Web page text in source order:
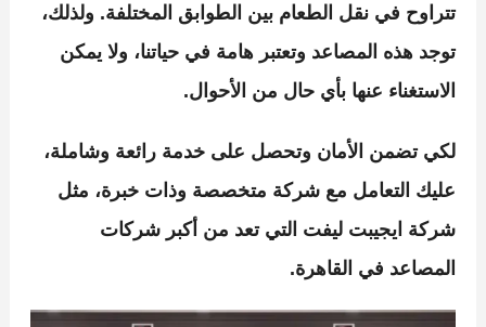
تتراوح في نقل الطعام بين الطوابق المختلفة. ولذلك،
توجد هذه المصاعد وتعتبر هامة في حياتنا، ولا يمكن
الاستغناء عنها بأي حال من الأحوال.
لكي تضمن الأمان وتحصل على خدمة رائعة وشاملة،
عليك التعامل مع شركة متخصصة وذات خبرة، مثل
شركة ايجيبت ليفت التي تعد من أكبر شركات
المصاعد في القاهرة.